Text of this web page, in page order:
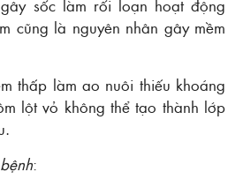
sốc làm rối loạn hoạt động
cũng là nguyên nhân gây mềm
thấp làm ao nuôi thiếu khoáng
lột vỏ không thể tạo thành lớp
: